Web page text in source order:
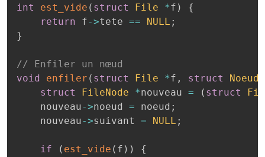
int
est_vide ( struct File *f )
{
return f->tete == NULL ;
}
// Enfiler un nœud
void
enfiler ( struct File *f , struct
Noeud
struct
FileNode *nouveau = ( struct
    nouveau
->noeud = noeud ;
    nouveau
->suivant = NULL ;
if ( est_vide ( f ) )
{